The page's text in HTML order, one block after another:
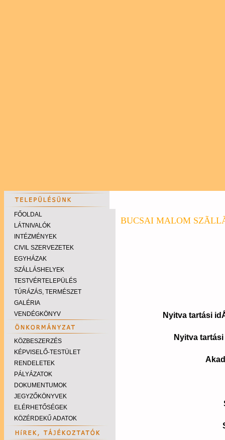
FŐOLDAL
LÁTNIVALÓK
INTÉZMÉNYEK
CIVIL SZERVEZETEK
EGYHÁZAK
SZÁLLÁSHELYEK
TESTVÉRTELEPÜLÉS
TÚRÁZÁS, TERMÉSZET
GALÉRIA
VENDÉGKÖNYV
KÖZBESZERZÉS
KÉPVISELŐ-TESTÜLET
RENDELETEK
PÁLYÁZATOK
DOKUMENTUMOK
JEGYZŐKÖNYVEK
ELÉRHETŐSÉGEK
KÖZÉRDEKŰ ADATOK
BUCSAI MALOM
Nyitva tartási
Nyitva